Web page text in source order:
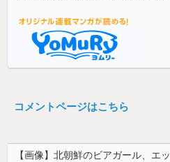
コメントページはこちら